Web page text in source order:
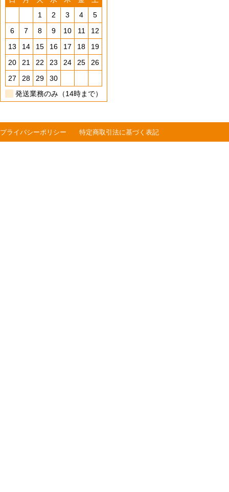
1
2 3 4
5
6
7 8 9 10 11
12
13
14 15 16 17 18
19
20
21 22 23 24 25
26
27
28 29
30
発送業務のみ（14時まで）
プライバシーポリシー 特定商取引法に基づく表記